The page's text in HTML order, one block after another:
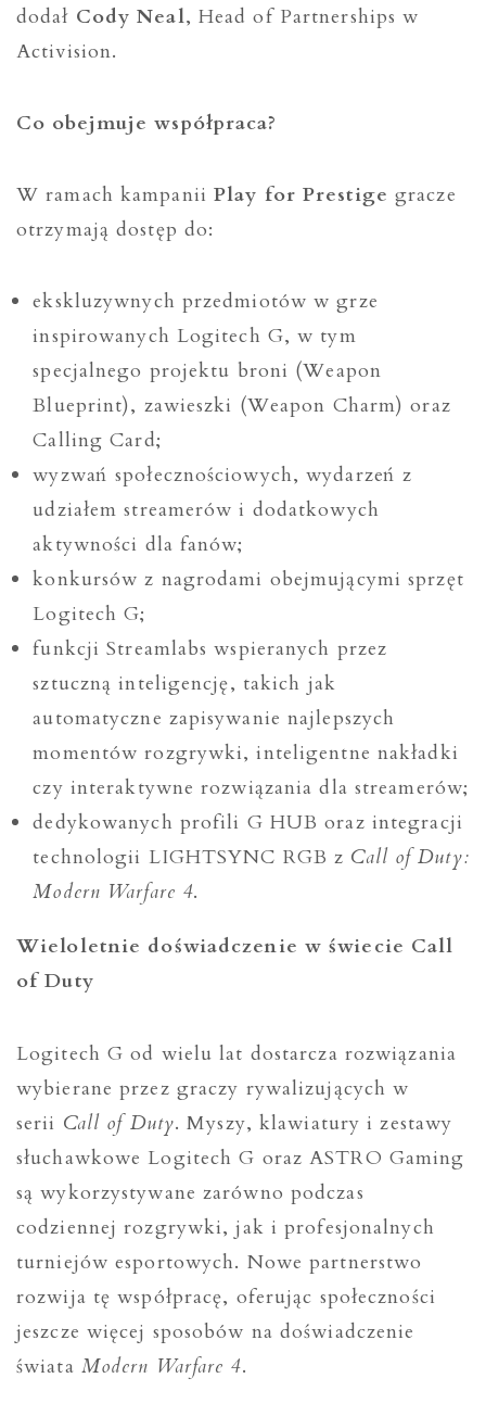
dodał Cody Neal, Head of Partnerships w
Activision.
Co obejmuje współpraca?
W ramach kampanii Play for Prestige gracze
otrzymają dostęp do:
ekskluzywnych przedmiotów w grze
inspirowanych Logitech G, w tym
specjalnego projektu broni (Weapon
Blueprint), zawieszki (Weapon Charm) oraz
Calling Card;
wyzwań społecznościowych, wydarzeń z
udziałem streamerów i dodatkowych
aktywności dla fanów;
konkursów z nagrodami obejmującymi sprzęt
Logitech G;
funkcji Streamlabs wspieranych przez
sztuczną inteligencję, takich jak
automatyczne zapisywanie najlepszych
momentów rozgrywki, inteligentne nakładki
czy interaktywne rozwiązania dla streamerów;
dedykowanych profili G HUB oraz integracji
technologii LIGHTSYNC RGB z Call of Duty:
Modern Warfare 4.
Wieloletnie doświadczenie w świecie Call
of Duty
Logitech G od wielu lat dostarcza rozwiązania
wybierane przez graczy rywalizujących w
serii Call of Duty. Myszy, klawiatury i zestawy
słuchawkowe Logitech G oraz ASTRO Gaming
są wykorzystywane zarówno podczas
codziennej rozgrywki, jak i profesjonalnych
turniejów esportowych. Nowe partnerstwo
rozwija tę współpracę, oferując społeczności
jeszcze więcej sposobów na doświadczenie
świata Modern Warfare 4.